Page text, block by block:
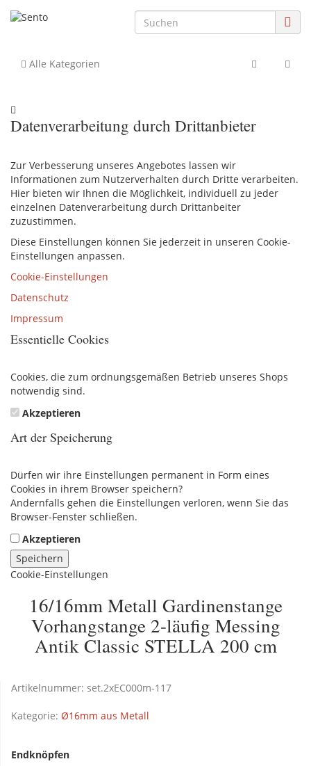
Alle Kategorien
Datenverarbeitung durch Drittanbieter
Zur Verbesserung unseres Angebotes lassen wir
Informationen zum Nutzerverhalten durch Dritte verarbeiten.
Hier bieten wir Ihnen die Möglichkeit, individuell zu jeder
einzelnen Datenverarbeitung durch Drittanbeiter
zuzustimmen.
Diese Einstellungen können Sie jederzeit in unseren Cookie-
Einstellungen anpassen.
Cookie-Einstellungen
Datenschutz
Impressum
Essentielle Cookies
Cookies, die zum ordnungsgemäßen Betrieb unseres Shops
notwendig sind.
Akzeptieren
Art der Speicherung
Dürfen wir ihre Einstellungen permanent in Form eines
Cookies in ihrem Browser speichern?
Andernfalls gehen die Einstellungen verloren, wenn Sie das
Browser-Fenster schließen.
Akzeptieren
Speichern
Cookie-Einstellungen
16/16mm Metall Gardinenstange
Vorhangstange 2-läufig Messing
Antik Classic STELLA 200 cm
Artikelnummer: set.2xEC000m-117
Kategorie: Ø16mm aus Metall
Endknöpfen